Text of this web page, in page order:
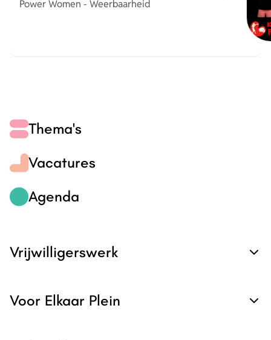
Organisatie
Power Women - Weerbaarheid
Thema's
Vacatures
Agenda
Vrijwilligerswerk
Voor Elkaar Plein